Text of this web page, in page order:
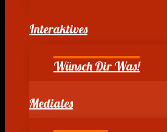
Interaktives
Wünsch Dir Was!
Mediales